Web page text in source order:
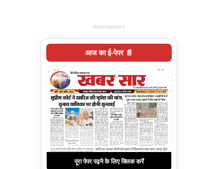
Advertisement
आज का ई-पेपर 📄
पूरा पेपर पढ़ने के लिए क्लिक करें